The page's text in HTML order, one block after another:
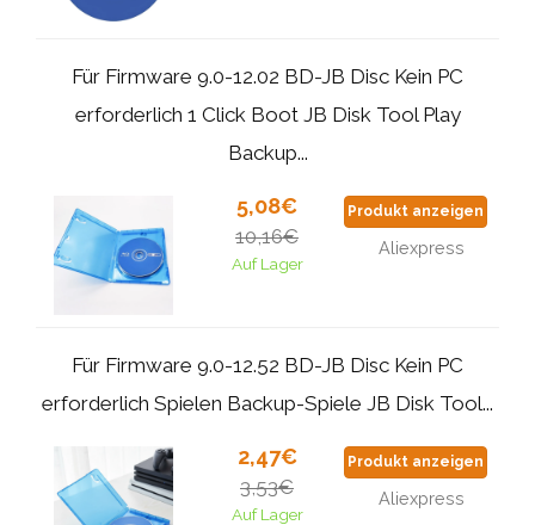
Für Firmware 9.0-12.02 BD-JB Disc Kein PC
erforderlich 1 Click Boot JB Disk Tool Play
Backup...
5,08€
10,16€
Auf Lager
Produkt anzeigen
Aliexpress
Für Firmware 9.0-12.52 BD-JB Disc Kein PC
erforderlich Spielen Backup-Spiele JB Disk Tool...
2,47€
3,53€
Auf Lager
Produkt anzeigen
Aliexpress